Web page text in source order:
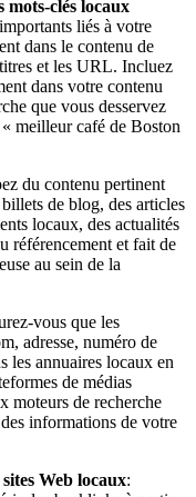
mots-clés locaux
liés à votre
dans le contenu de
et les URL. Incluez
dans votre contenu
que vous desservez
meilleur café de Boston
du contenu pertinent
de blog, des articles
locaux, des actualités
référencement et fait de
au sein de la
vous que les
adresse, numéro de
les annuaires locaux en
de médias
moteurs de recherche
informations de votre
Web locaux: